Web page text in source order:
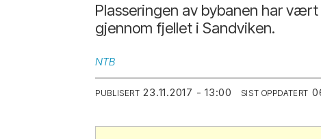
Plasseringen av bybanen har
gjennom fjellet i Sandviken.
NTB
PUBLISERT 23.11.2017 - 13:00 SIST OPPDATERT